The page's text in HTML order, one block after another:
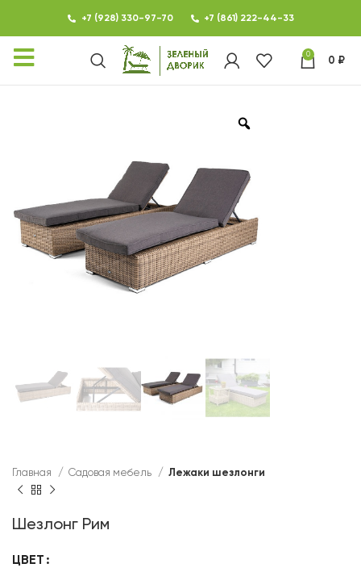
+7 (928) 330-97-70 +7 (861) 222-44-33
0
0 ₽
Главная Садовая мебель Лежаки шезлонги
Шезлонг Рим
ЦВЕТ
КОНТАКТЫ
О МАГАЗИНЕ ЗЕЛЕНЫЙ
ДВОРИК